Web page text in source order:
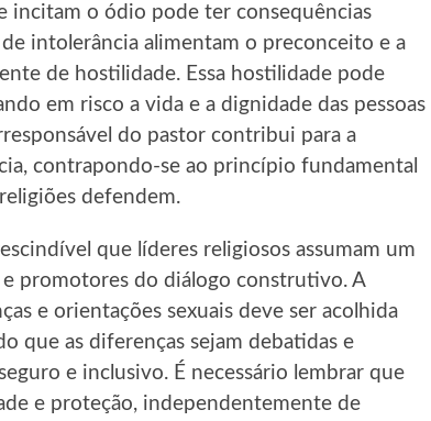
incitam o ódio pode ter consequências
de intolerância alimentam o preconceito e a
de hostilidade. Essa hostilidade pode
em risco a vida e a dignidade das pessoas
do pastor contribui para a
contrapondo-se ao princípio fundamental
defendem.
que líderes religiosos assumam um
promotores do diálogo construtivo. A
e orientações sexuais deve ser acolhida
que as diferenças sejam debatidas e
e inclusivo. É necessário lembrar que
e proteção, independentemente de